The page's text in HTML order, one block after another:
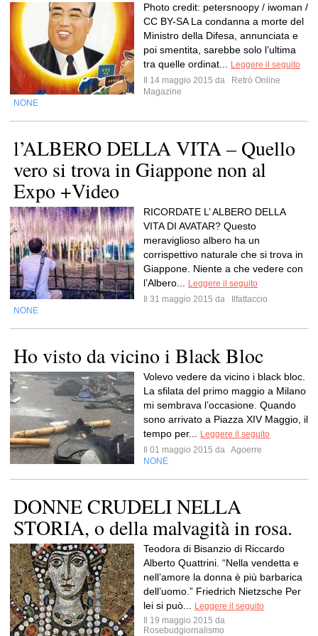
Photo credit: petersnoopy / iwoman /
CC BY-SA La condanna a morte del
Ministro della Difesa, annunciata e
poi smentita, sarebbe solo l’ultima
tra quelle ordinat...
Leggere il seguito
Il 14 maggio 2015 da
Retrò Online
Magazine
NONE
l’ALBERO DELLA VITA – Quello
vero si trova in Giappone non al
Expo +Video
RICORDATE L’ ALBERO DELLA
VITA DI AVATAR? Questo
meraviglioso albero ha un
corrispettivo naturale che si trova in
Giappone. Niente a che vedere con
l’Albero...
Leggere il seguito
Il 31 maggio 2015 da
Ilfattaccio
NONE
Ho visto da vicino i Black Bloc
Volevo vedere da vicino i black bloc.
La sfilata del primo maggio a Milano
mi sembrava l’occasione. Quando
sono arrivato a Piazza XIV Maggio, il
tempo per...
Leggere il seguito
Il 01 maggio 2015 da Agoerre
NONE
DONNE CRUDELI NELLA
STORIA, o della malvagità in rosa.
Teodora di Bisanzio di Riccardo
Alberto Quattrini. “Nella vendetta e
nell’amore la donna è più barbarica
dell’uomo.” Friedrich Nietzsche Per
lei si può...
Leggere il seguito
Il 19 maggio 2015 da
Rosebudgiornalismo